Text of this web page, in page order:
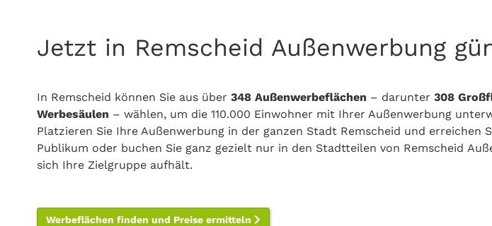
Jetzt in Remscheid Außenwerbung
In Remscheid können Sie aus über 348 Außenwerbeflächen – darunter 308
Werbesäulen – wählen, um die 110.000 Einwohner mit Ihrer Außenwerbung
Platzieren Sie Ihre Außenwerbung in der ganzen Stadt Remscheid und erreichen
Publikum oder buchen Sie ganz gezielt nur in den Stadtteilen von Remscheid
sich Ihre Zielgruppe aufhält.
Werbeflächen finden und Preise ermitteln